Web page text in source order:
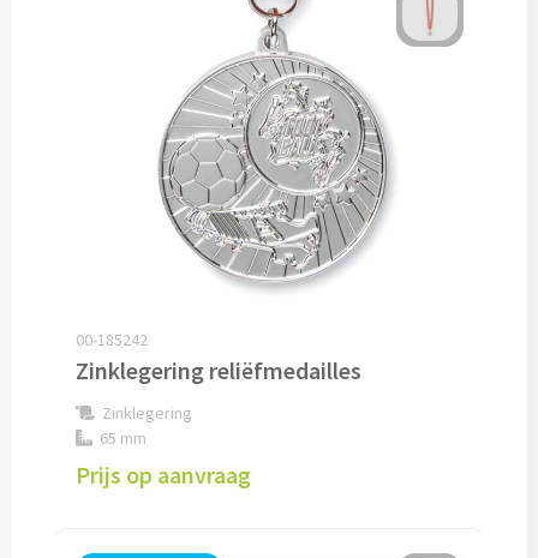
Voedselcontainers bedrukken
Saladeboxen bedrukken
Pepermunt bedrukken
Snoepblikken bedrukken
Snoep bedrukken
Lollies bedrukken
00-185242
Zinklegering reliëfmedailles
Zinklegering
65 mm
Prijs op aanvraag